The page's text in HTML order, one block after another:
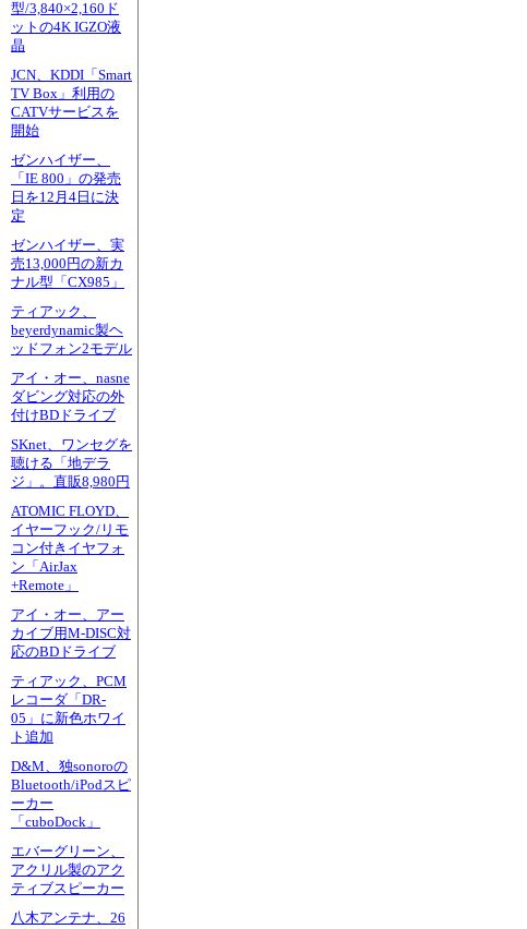
型/3,840×2,160ド
ットの4K IGZO液
晶
JCN、KDDI「Smart
TV Box」利用の
CATVサービスを
開始
ゼンハイザー、
「IE 800」の発売
日を12月4日に決
定
ゼンハイザー、実
売13,000円の新カ
ナル型「CX985」
ティアック、
beyerdynamic製ヘ
ッドフォン2モデル
アイ・オー、nasne
ダビング対応の外
付けBDドライブ
SKnet、ワンセグを
聴ける「地デラ
ジ」。直販8,980円
ATOMIC FLOYD、
イヤーフック/リモ
コン付きイヤフォ
ン「AirJax
+Remote」
アイ・オー、アー
カイブ用M-DISC対
応のBDドライブ
ティアック、PCM
レコーダ「DR-
05」に新色ホワイ
ト追加
D&M、独sonoroの
Bluetooth/iPodスピ
ーカー
「cuboDock」
エバーグリーン、
アクリル製のアク
ティブスピーカー
八木アンテナ、26